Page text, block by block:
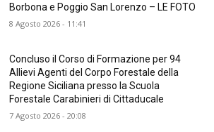
Borbona e Poggio San Lorenzo – LE FOTO
8 Agosto 2026 - 11:41
Concluso il Corso di Formazione per 94
Allievi Agenti del Corpo Forestale della
Regione Siciliana presso la Scuola
Forestale Carabinieri di Cittaducale
7 Agosto 2026 - 20:08